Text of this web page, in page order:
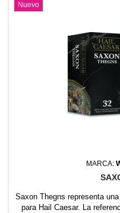
Nuevo
MARCA:
Saxon Thegns representa
para Hail Caesar. La